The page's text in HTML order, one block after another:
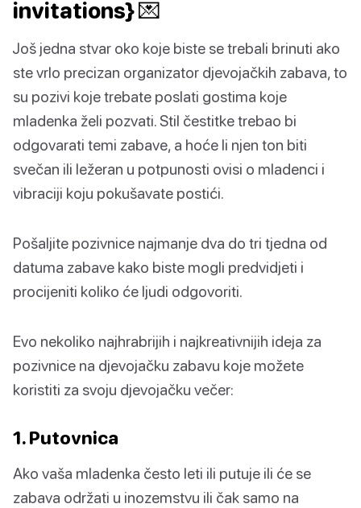
invitations} 💌
Još jedna stvar oko koje biste se trebali brinuti ako
ste vrlo precizan organizator djevojačkih zabava, to
su pozivi koje trebate poslati gostima koje
mladenka želi pozvati. Stil čestitke trebao bi
odgovarati temi zabave, a hoće li njen ton biti
svečan ili ležeran u potpunosti ovisi o mladenci i
vibraciji koju pokušavate postići.
Pošaljite pozivnice najmanje dva do tri tjedna od
datuma zabave kako biste mogli predvidjeti i
procijeniti koliko će ljudi odgovoriti.
Evo nekoliko najhrabrijih i najkreativnijih ideja za
pozivnice na djevojačku zabavu koje možete
koristiti za svoju djevojačku večer:
1. Putovnica
Ako vaša mladenka često leti ili putuje ili će se
zabava održati u inozemstvu ili čak samo na